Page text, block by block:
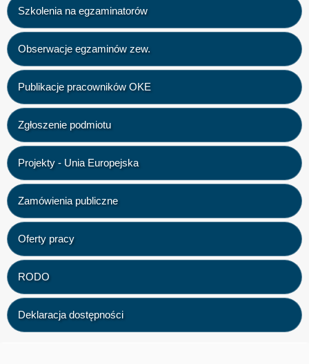
Szkolenia na egzaminatorów
Obserwacje egzaminów zew.
Publikacje pracowników OKE
Zgłoszenie podmiotu
Projekty - Unia Europejska
Zamówienia publiczne
Oferty pracy
RODO
Deklaracja dostępności